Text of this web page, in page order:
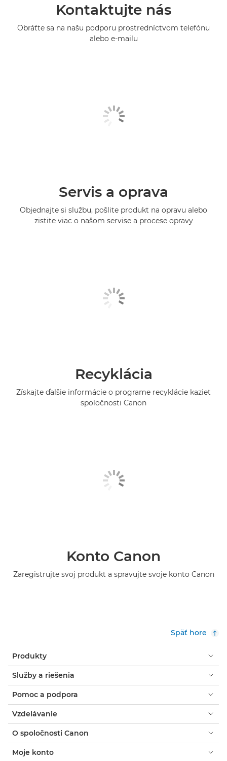
Kontaktujte nás
Obráťte sa na našu podporu prostredníctvom telefónu
alebo e-mailu
Servis a oprava
Objednajte si službu, pošlite produkt na opravu alebo
zistite viac o našom servise a procese opravy
Recyklácia
Získajte ďalšie informácie o programe recyklácie kaziet
spoločnosti Canon
Konto Canon
Zaregistrujte svoj produkt a spravujte svoje konto Canon
Späť hore
Produkty
Služby a riešenia
Pomoc a podpora
Vzdelávanie
O spoločnosti Canon
Moje konto